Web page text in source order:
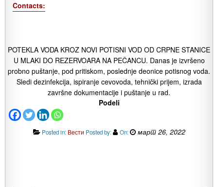
Contacts:
POTEKLA VODA KROZ NOVI POTISNI VOD OD CRPNE STANICE
U MLAKI DO REZERVOARA NA PEČANCU. Danas je izvršeno
probno puštanje, pod pritiskom, poslednje deonice potisnog voda.
Sledi dezinfekcija, ispiranje cevovoda, tehnički prijem, izrada
završne dokumentacije i puštanje u rad.
Podeli
Posted in: Вести Posted by: On: март 26, 2022